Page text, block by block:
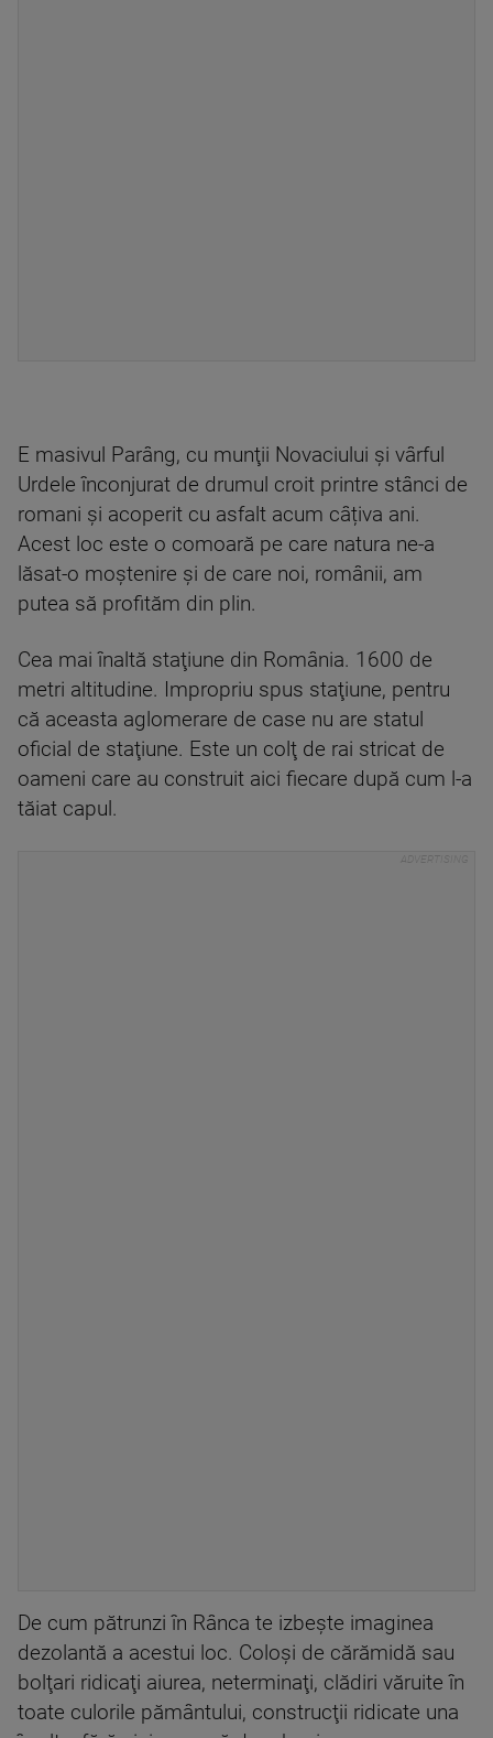
E masivul Parâng, cu munţii Novaciului şi vârful
Urdele înconjurat de drumul croit printre stânci de
romani şi acoperit cu asfalt acum câțiva ani.
Acest loc este o comoară pe care natura ne-a
lăsat-o moştenire şi de care noi, românii, am
putea să profităm din plin.
Cea mai înaltă staţiune din România. 1600 de
metri altitudine. Impropriu spus staţiune, pentru
că aceasta aglomerare de case nu are statul
oficial de staţiune. Este un colţ de rai stricat de
oameni care au construit aici fiecare după cum l-a
tăiat capul.
De cum pătrunzi în Rânca te izbeşte imaginea
dezolantă a acestui loc. Coloşi de cărămidă sau
bolţari ridicaţi aiurea, neterminaţi, clădiri văruite în
toate culorile pământului, construcţii ridicate una